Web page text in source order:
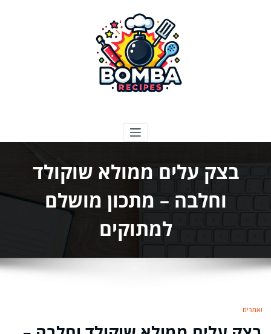
בצק עלים ממולא שוקולד
וחלבה – מתכון מושלם
למתוקים
מאמרים